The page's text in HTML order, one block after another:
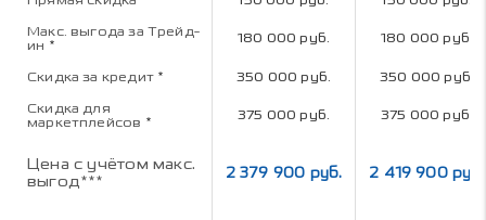
Макс. выгода за Трейд-
ин * 180 000 руб. 180 000 руб.
Скидка за кредит * 350 000 руб. 350 000 руб.
Скидка для
маркетплейсов * 375 000 руб. 375 000 руб.
Цена с учётом макс.
выгод***
2 379 900 руб. 2 419 900 руб.